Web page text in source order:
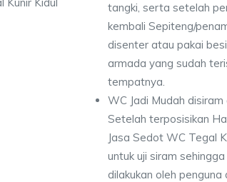
tangki, serta setelah
kembali Sepiteng/
disenter atau pakai
armada yang sudah
tempatnya.
WC Jadi Mudah
Setelah terposisikan
Jasa Sedot WC Tegal
untuk uji siram
dilakukan oleh